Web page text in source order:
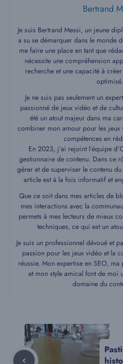
Bertrand
Je suis Bertrand Messi, un jeune
a su se démarquer dans le monde
me faire une place en tant que
nécessite une compréhension
recherche et une capacité à
optimisé.
Je ne suis pas seulement un
passionné de jeux vidéo et de
été un atout majeur dans ma
combiner mon amour pour les jeux
compétences en
En 2023, j’ai rejoint l’équipe
gestionnaire de contenu. Dans ce
gérer et de superviser le contenu du
article est à la fois informatif et
Que ce soit dans mes articles de
mes interactions avec la
permets à mes lecteurs de mieux
techniques, ce qui est un
Je suis un professionnel dévoué et
passion pour les jeux vidéo et la
réussie. Mon expertise en SEO,
et mon style amical font de moi
domaine du